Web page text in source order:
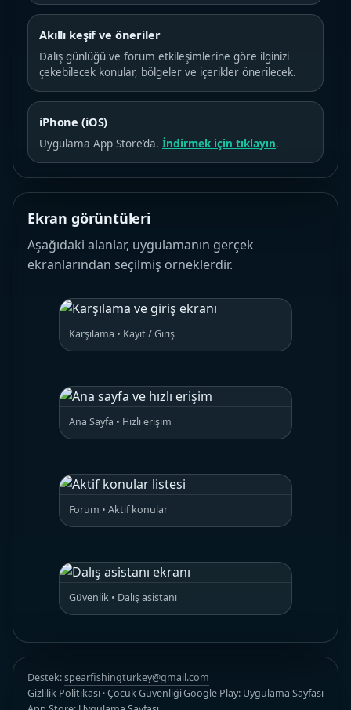
Akıllı keşif ve öneriler
Dalış günlüğü ve forum etkileşimlerine göre ilginizi
çekebilecek konular, bölgeler ve içerikler önerilecek.
iPhone (iOS)
Uygulama App Store’da. İndirmek için tıklayın.
Ekran görüntüleri
Aşağıdaki alanlar, uygulamanın gerçek
ekranlarından seçilmiş örneklerdir.
Karşılama • Kayıt / Giriş
Ana Sayfa • Hızlı erişim
Forum • Aktif konular
Güvenlik • Dalış asistanı
Destek:spearfishingturkey@gmail.com
Gizlilik Politikası ·Çocuk GüvenliğiGoogle Play: Uygulama Sayfası